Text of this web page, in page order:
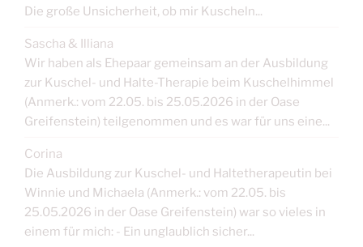
Die große Unsicherheit, ob mir Kuscheln...
Sascha & Illiana
Wir haben als Ehepaar gemeinsam an der Ausbildung
zur Kuschel- und Halte-Therapie beim Kuschelhimmel
(Anmerk.: vom 22.05. bis 25.05.2026 in der Oase
Greifenstein) teilgenommen und es war für uns eine...
Corina
Die Ausbildung zur Kuschel- und Haltetherapeutin bei
Winnie und Michaela (Anmerk.: vom 22.05. bis
25.05.2026 in der Oase Greifenstein) war so vieles in
einem für mich: - Ein unglaublich sicher...